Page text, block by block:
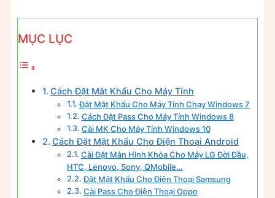
MỤC LỤC
Cách Đặt Mật Khẩu Cho Máy Tính
Đặt Mật Khẩu Cho Máy Tính Chạy Windows 7
Cách Đặt Pass Cho Máy Tính Windows 8
Cài MK Cho Máy Tính Windows 10
Cách Đặt Mật Khẩu Cho Điện Thoại Android
Cài Đặt Màn Hình Khóa Cho Máy LG Đời Đầu,
HTC, Lenovo, Sony, QMobile…
Đặt Mật Khẩu Cho Điện Thoại Samsung
Cài Pass Cho Điện Thoại Oppo